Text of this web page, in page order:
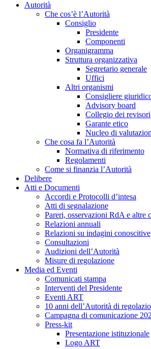
Autorità
Che cos’è l’Autorità
Consiglio
Presidente
Componenti
Organigramma
Struttura organizzativa
Segretario generale
Uffici
Altri organismi
Consigliere
Advisory board
Collegio dei revisori
Garante etico
Nucleo di
Che cosa fa l’Autorità
Normativa di riferimento
Regolamenti
Come si finanzia l’Autorità
Delibere
Atti e Documenti
Accordi e Protocolli d’intesa
Atti di segnalazione
Pareri, osservazioni RdA e altre
Relazioni annuali
Relazioni su indagini conoscitive
Consultazioni
Audizioni dell’Autorità
Misure di regolazione
Media ed Eventi
Comunicati stampa
Interventi del Presidente
Eventi ART
10 anni dell’Autorità di
Campagna di comunicazione
Press-kit
Presentazione istituzionale
Logo ART